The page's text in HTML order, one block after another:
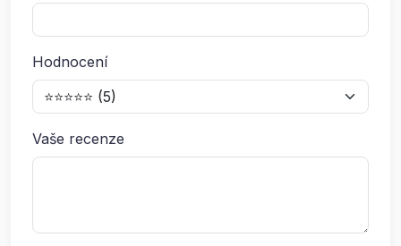
Hodnocení
Vaše recenze